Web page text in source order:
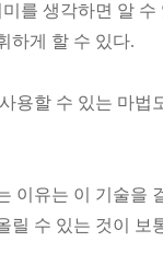
를 생각하면 알 수
하게 할 수 있다.
용할 수 있는 마법
이유는 이 기술을
릴 수 있는 것이 보